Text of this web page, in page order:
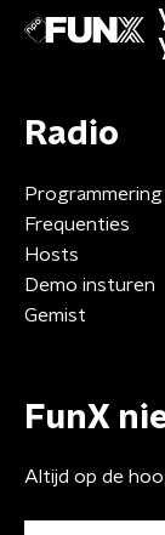
Radio
Programmering
Frequenties
Hosts
Demo insturen
Gemist
FunX
Altijd op de